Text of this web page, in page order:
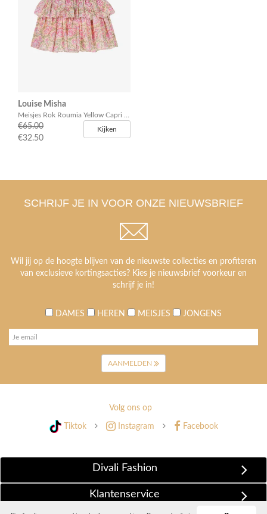
Louise Misha
€65.00
€32.50
Kijken
SCHRIJF JE IN VOOR ONZE NIEUWSBRIEF
Wil jij op de hoogte blijven van de nieuwste collecties en profiteren
van exclusieve kortingsacties? Kies je nieuwsbrief voorkeur en
schrijf je in!
DAMES HEREN MEISJES JONGENS
AANMELDEN
Volg ons op
Tiktok Instagram Facebook
Divali Fashion
Klantenservice